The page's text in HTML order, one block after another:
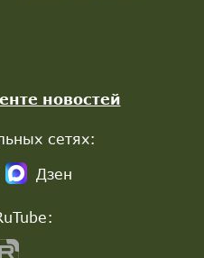
новостей
сетях:
Дзен